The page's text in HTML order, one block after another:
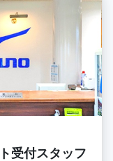
受付スタッフ